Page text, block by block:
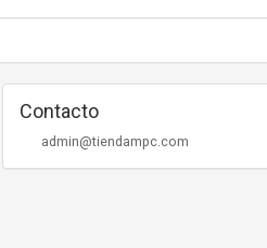
Contacto
admin@tiendampc.com